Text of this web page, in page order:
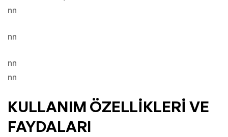
nn
nn
nn
nn
KULLANIM ÖZELLİKLERİ VE
FAYDALARI